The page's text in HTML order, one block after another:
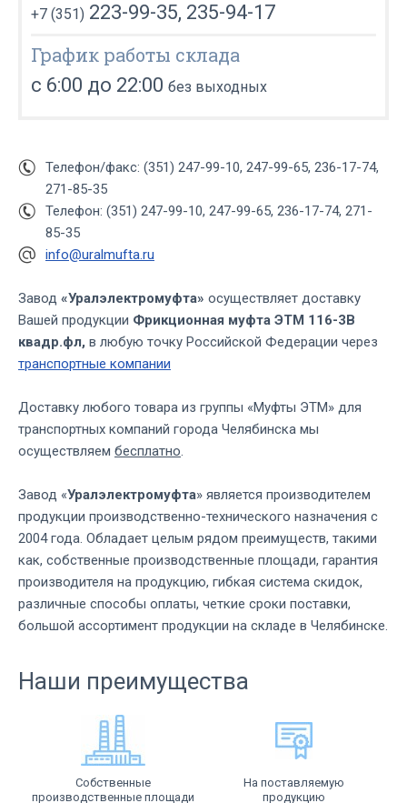
+7 (351) 223-99-35, 235-94-17
График работы склада
с 6:00 до 22:00 без выходных
Телефон/факс: (351) 247-99-10, 247-99-65, 236-17-74,
271-85-35
Телефон: (351) 247-99-10, 247-99-65, 236-17-74, 271-
85-35
info@uralmufta.ru
Завод «Уралэлектромуфта» осуществляет доставку
Вашей продукции Фрикционная муфта ЭТМ 116-3В
квадр.фл, в любую точку Российской Федерации через
транспортные компании
Доставку любого товара из группы «Муфты ЭТМ» для
транспортных компаний города Челябинска мы
осуществляем бесплатно.
Завод «Уралэлектромуфта» является производителем
продукции производственно-технического назначения с
2004 года. Обладает целым рядом преимуществ, такими
как, собственные производственные площади, гарантия
производителя на продукцию, гибкая система скидок,
различные способы оплаты, четкие сроки поставки,
большой ассортимент продукции на складе в Челябинске.
Наши преимущества
Собственные
производственные площади
На поставляемую
продукцию